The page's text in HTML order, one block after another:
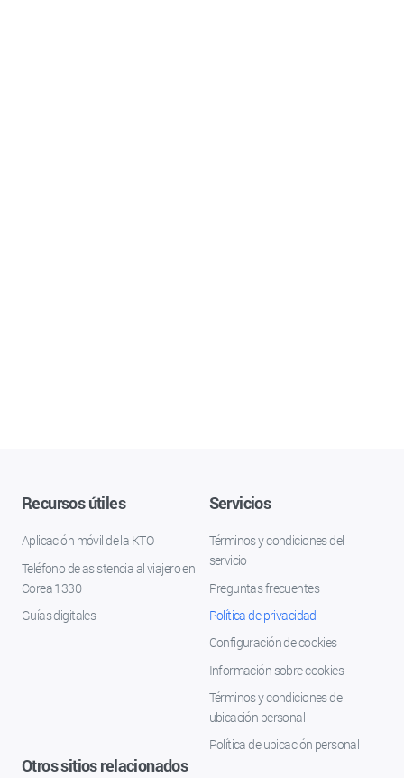
Recursos útiles
Aplicación móvil de la KTO
Teléfono de asistencia al viajero en
Corea 1330
Guías digitales
Servicios
Términos y condiciones del
servicio
Preguntas frecuentes
Política de privacidad
Configuración de cookies
Información sobre cookies
Términos y condiciones de
ubicación personal
Política de ubicación personal
Otros sitios relacionados